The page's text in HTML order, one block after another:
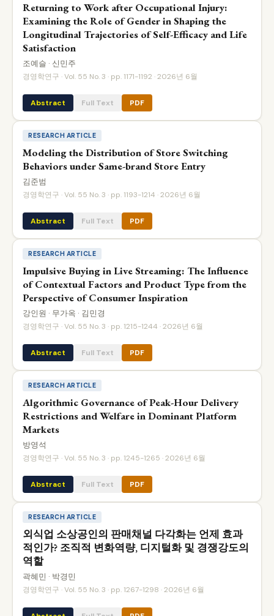
Returning to Work after Occupational Injury:
Examining the Role of Gender in Shaping the
Longitudinal Trajectories of Self-Efficacy and Life
Satisfaction
조예슬 · 신민주
경영학연구 · Vol. 55 No. 3 · pp. 1171-1192 · 2026년 6월
Abstract Full Text PDF
RESEARCH ARTICLE
Modeling the Distribution of Store Switching
Behaviors under Same-brand Store Entry
김준범
경영학연구 · Vol. 55 No. 3 · pp. 1193-1214 · 2026년 6월
Abstract Full Text PDF
RESEARCH ARTICLE
Impulsive Buying in Live Streaming: The Influence
of Contextual Factors and Product Type from the
Perspective of Consumer Inspiration
강인원 · 무가옥 · 김민경
경영학연구 · Vol. 55 No. 3 · pp. 1215-1244 · 2026년 6월
Abstract Full Text PDF
RESEARCH ARTICLE
Algorithmic Governance of Peak-Hour Delivery
Restrictions and Welfare in Dominant Platform
Markets
방영석
경영학연구 · Vol. 55 No. 3 · pp. 1245-1265 · 2026년 6월
Abstract Full Text PDF
RESEARCH ARTICLE
외식업 소상공인의 판매채널 다각화는 언제 효과
적인가? 조직적 변화역량, 디지털화 및 경쟁강도의
역할
곽혜민 · 박경민
경영학연구 · Vol. 55 No. 3 · pp. 1267-1298 · 2026년 6월